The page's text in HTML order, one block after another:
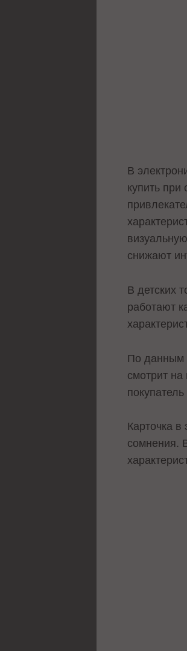
В
купить при
снижают
В детских
работают
По данным
смотрит на
Карточка в
сомнения.